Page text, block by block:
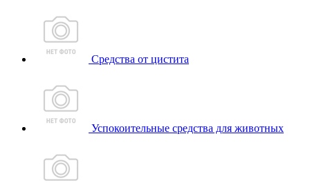
Средства от цистита
Успокоительные средства для животных